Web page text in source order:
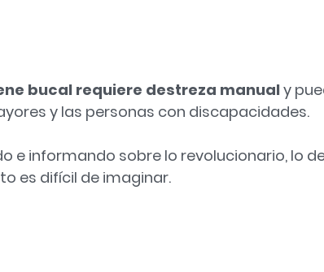
bucal requiere destreza manual y
y las personas con discapacidades.
e informando sobre lo revolucionario, lo
es difícil de imaginar.
HIGIENE DENTAL»